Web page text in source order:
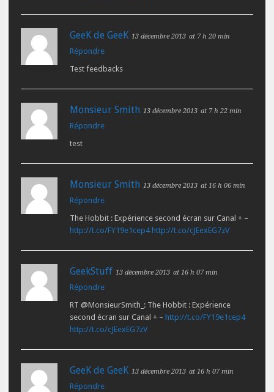
GeeK de GeeK 13 décembre 2013 at 7 h 20 min
Répondre
Test feedbacks
Monsieur Smith 13 décembre 2013 at 7 h 22 min
Répondre
test
Monsieur Smith 13 décembre 2013 at 16 h 06 min
Répondre
The Hobbit : Expérience second écran sur Canal + –
http://t.co/FY19e1cep4 http://t.co/cJEexEG7zV
GeekStuff 13 décembre 2013 at 16 h 07 min
Répondre
RT @MonsieurSmith_: The Hobbit : Expérience
second écran sur Canal + – http://t.co/FY19e1cep4
http://t.co/cJEexEG7zV
GeeK de GeeK 13 décembre 2013 at 16 h 07 min
Répondre